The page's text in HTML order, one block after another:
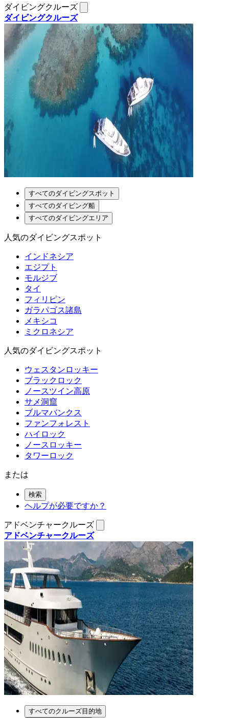
ダイビングクルーズ
ダイビングクルーズ
すべてのダイビングスポット
すべてのダイビング船
すべてのダイビングエリア
人気のダイビングスポット
インドネシア
エジプト
モルジブ
タイ
フィリピン
ガラパゴス諸島
メキシコ
ミクロネシア
人気のダイビングスポット
ウェスタンロッキー
ブラックロック
ノースツイン高原
サメ洞窟
ブルマバンクス
ファンフォレスト
ハイロック
ノースロッキー
タワーロック
または
検索
ヘルプが必要ですか？
アドベンチャークルーズ
アドベンチャークルーズ
すべてのクルーズ目的地